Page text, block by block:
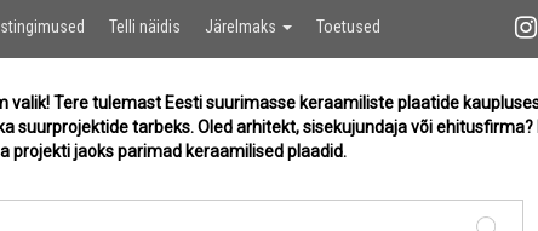
Telli näidis Järelmaks Toetused
valik! Tere tulemast Eesti suurimasse keraamiliste plaatide
suurprojektide tarbeks. Oled arhitekt, sisekujundaja või
projekti jaoks parimad keraamilised plaadid.